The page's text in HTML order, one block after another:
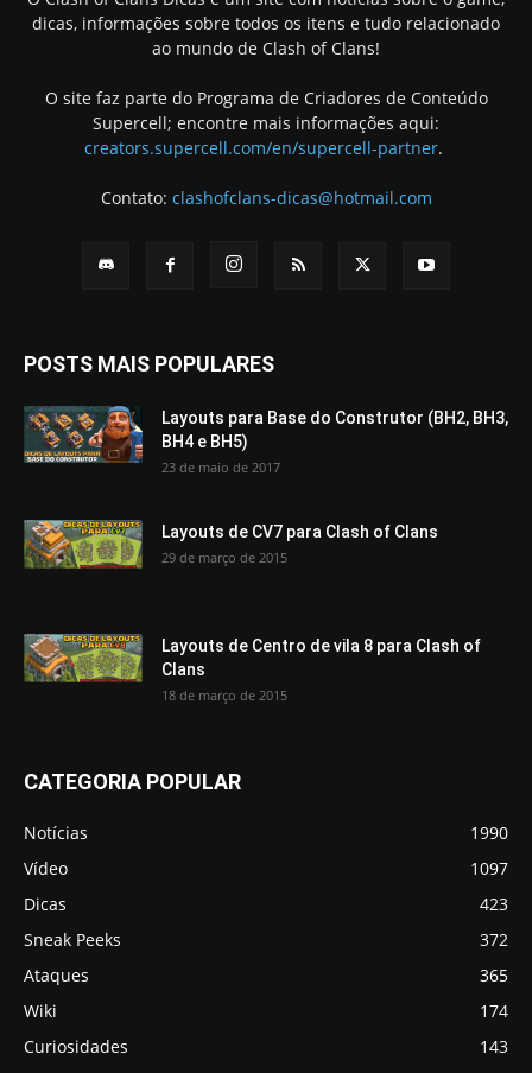
dicas, informações sobre todos os itens e tudo relacionado
ao mundo de Clash of Clans!
O site faz parte do Programa de Criadores de Conteúdo
Supercell; encontre mais informações aqui:
creators.supercell.com/en/supercell-partner.
Contato: clashofclans-dicas@hotmail.com
POSTS MAIS POPULARES
Layouts para Base do Construtor (BH2, BH3,
BH4 e BH5)
23 de maio de 2017
Layouts de CV7 para Clash of Clans
29 de março de 2015
Layouts de Centro de vila 8 para Clash of
Clans
18 de março de 2015
CATEGORIA POPULAR
Notícias
1990
Vídeo
1097
Dicas
423
Sneak Peeks
372
Ataques
365
Wiki
174
Curiosidades
143